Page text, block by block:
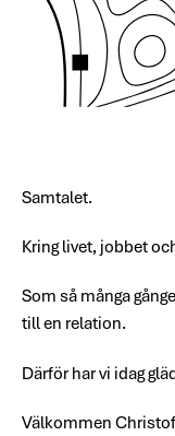
Samtalet.
Kring livet, jobbet
Som så många
till en relation.
Därför har vi idag
Välkommen